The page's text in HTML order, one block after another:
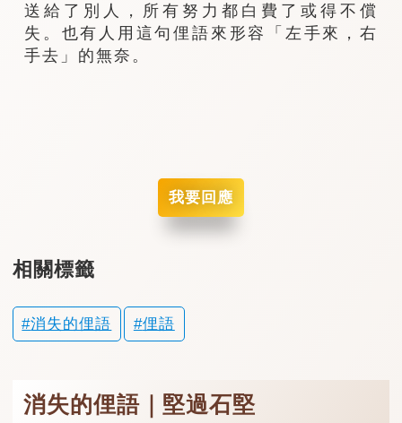
送給了別人，所有努力都白費了或得不償
失。也有人用這句俚語來形容「左手來，右
手去」的無奈。
我要回應
相關標籤
消失的俚語 俚語
消失的俚語｜堅過石堅